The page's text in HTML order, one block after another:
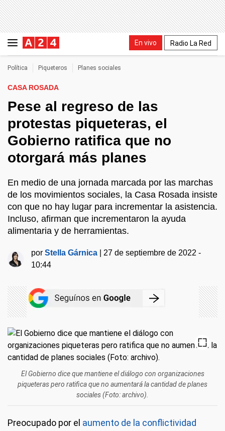
En vivo Radio La Red
Política Piqueteros Planes sociales
CASA ROSADA
Pese al regreso de las
protestas piqueteras, el
Gobierno ratifica que no
otorgará más planes
En medio de una jornada marcada por las marchas
de los movimientos sociales, la Casa Rosada insiste
con que no hay lugar para incrementar la asistencia.
Incluso, afirman que incrementaron la ayuda
alimentaria y de herramientas.
porStella Gárnica
27 de septiembre de 2022 -
10:44
El Gobierno dice que mantiene el diálogo con organizaciones
piqueteras pero ratifica que no aumentará la cantidad de planes
sociales (Foto: archivo).
Preocupado por el aumento de la conflictividad